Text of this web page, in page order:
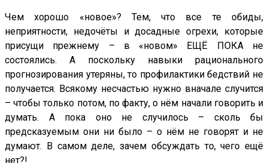
Чем хорошо «новое»? Тем, что все те обиды,
неприятности, недочёты и досадные огрехи, которые
присущи прежнему – в «новом» ЕЩЁ ПОКА не
состоялись. А поскольку навыки рационального
прогнозирования утеряны, то профилактики бедствий не
получается. Всякому несчастью нужно вначале случится
– чтобы только потом, по факту, о нём начали говорить и
думать. А пока оно не случилось – сколь бы
предсказуемым они ни было – о нём не говорят и не
думают. В самом деле, зачем обсуждать то, чего ещё
нет?!